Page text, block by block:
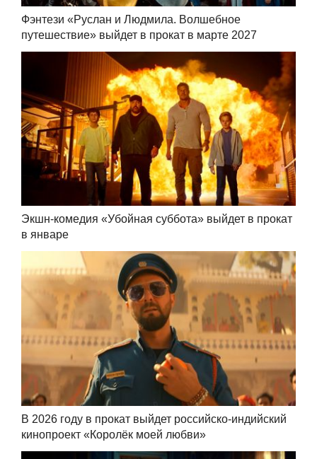
Фэнтези «Руслан и Людмила. Волшебное
путешествие» выйдет в прокат в марте 2027
Экшн-комедия «Убойная суббота» выйдет в прокат
в январе
В 2026 году в прокат выйдет российско-индийский
кинопроект «Королёк моей любви»